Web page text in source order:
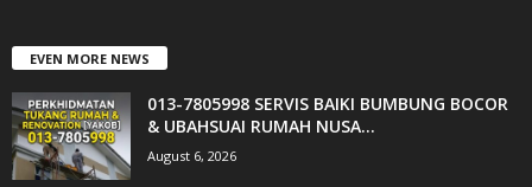
EVEN MORE NEWS
013-7805998 SERVIS BAIKI BUMBUNG BOCOR
& UBAHSUAI RUMAH NUSA...
August 6, 2026